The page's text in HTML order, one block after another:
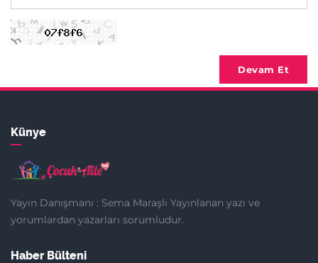
Devam Et
Künye
Yayın Danışmanı : Sema Maraşlı Yayınlanan yazı ve
yorumlardan yazarları sorumludur.
Haber Bülteni